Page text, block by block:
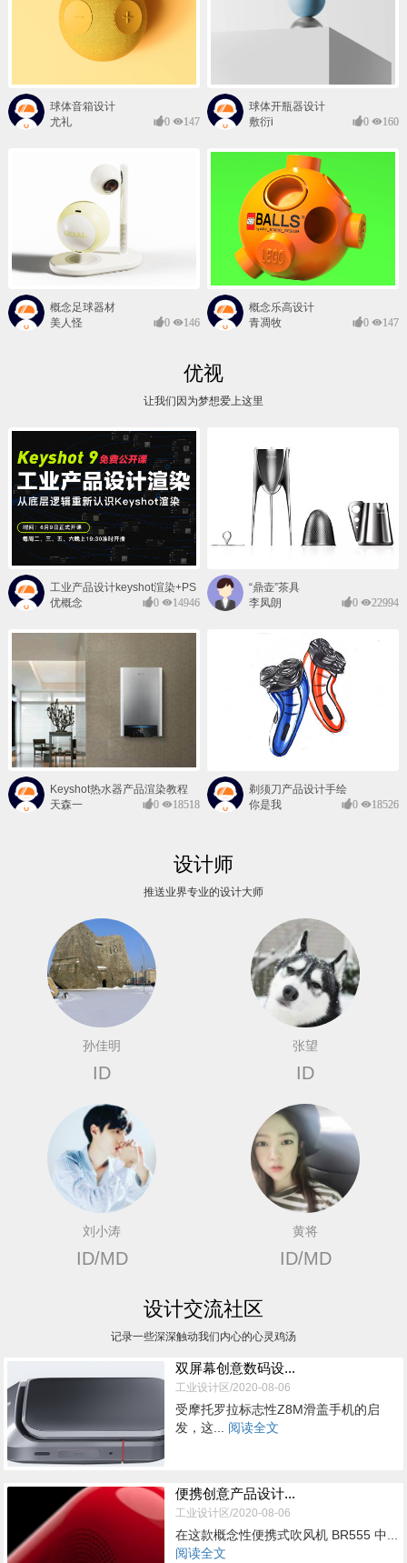
球体音箱设计
尤礼
0 147
球体开瓶器设计
敷衍i
0 160
概念足球器材
美人怪
0 146
概念乐高设计
青凋牧
0 147
优视
让我们因为梦想爱上这里
工业产品设计keyshot渲染+PS
后期班
优概念 0 14946
“鼎壶”茶具
李凤朗
0 22994
Keyshot热水器产品渲染教程
天森一
0 18518
剃须刀产品设计手绘
你是我
0 18526
设计师
推送业界专业的设计大师
孙佳明
ID
张望
ID
刘小涛
ID/MD
黄将
ID/MD
设计交流社区
记录一些深深触动我们内心的心灵鸡汤
双屏幕创意数码设...
工业设计区/2020-08-06
受摩托罗拉标志性Z8M滑盖手机的启
发，这... 阅读全文
便携创意产品设计...
工业设计区/2020-08-06
在这款概念性便携式吹风机 BR555 中...
阅读全文